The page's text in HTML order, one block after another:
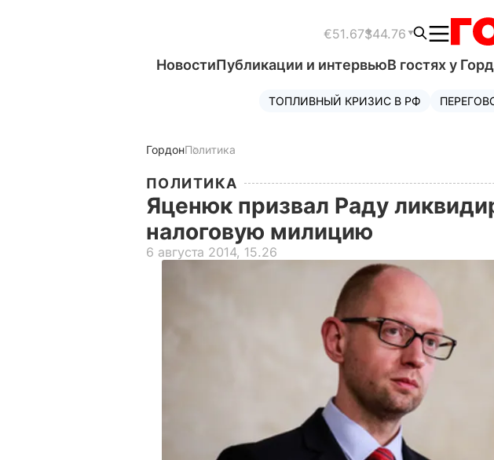
€51.67$44.76
НовостиПубликации и интервьюВ гостях у
ТОПЛИВНЫЙ КРИЗИС В РФ
ГордонПолитика
ПОЛИТИКА
Яценюк призвал Раду
налоговую милицию
6 августа 2014, 15.26